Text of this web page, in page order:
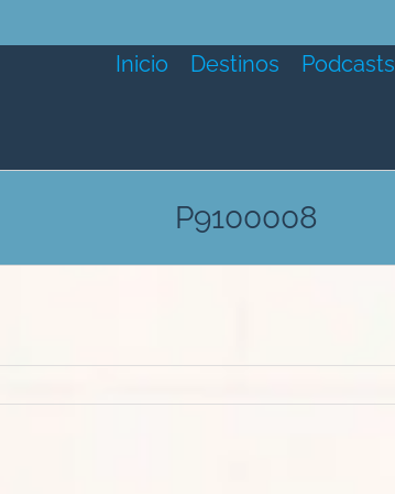
Inicio Destinos Podcasts
P9100008